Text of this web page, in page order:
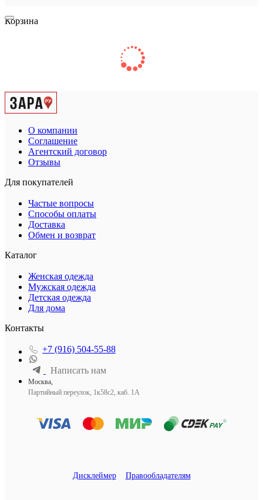
Корзина
О компании
Соглашение
Агентский договор
Отзывы
Для покупателей
Частые вопросы
Способы оплаты
Доставка
Обмен и возврат
Каталог
Женская одежда
Мужская одежда
Детская одежда
Для дома
Контакты
+7 (916) 504-55-88
Написать нам
Москва,
Партийный переулок, 1к58с2, каб. 1А
Дисклеймер Правообладателям